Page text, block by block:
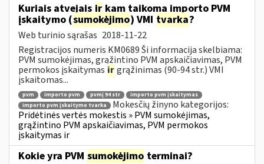
Kuriais atvejais ir kam taikoma importo PVM
įskaitymo (sumokėjimo) VMI tvarka?
Web turinio sąrašas 2018-11-22
Registracijos numeris KM0689 Ši informacija skelbiama:
PVM sumokėjimas, grąžintino PVM apskaičiavimas, PVM
permokos įskaitymas irgrąžinimas (90-94 str.) VMI
įskaitomas...
pvm importo pvm pvmį 94 str
importo pvm įskaitymas
importo pvm įskaitymo tvarka
Mokesčių žinyno kategorijos:
Pridėtinės vertės mokestis » PVM sumokėjimas,
grąžintino PVM apskaičiavimas, PVM permokos
įskaitymas ir
Kokie yra PVM sumokėjimo terminai?